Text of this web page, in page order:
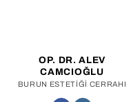
OP. DR. ALEV
CAMCIOĞLU
BURUN ESTETIĞI CERRAHI